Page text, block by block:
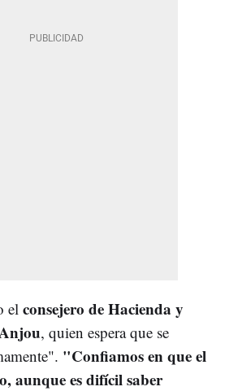
el consejero de Hacienda y
, quien espera que se
"Confiamos en que el
aunque es difícil saber